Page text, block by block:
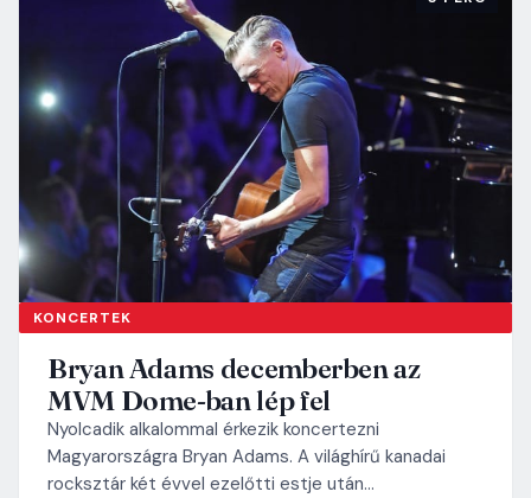
KONCERTEK
Bryan Adams decemberben az
MVM Dome-ban lép fel
Nyolcadik alkalommal érkezik koncertezni
Magyarországra Bryan Adams. A világhírű kanadai
rocksztár két évvel ezelőtti estje után…